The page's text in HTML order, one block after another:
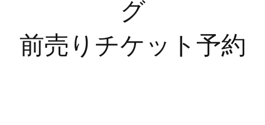
グ
前売りチケット予約